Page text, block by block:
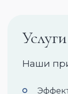
О клинике
Правила
Наши